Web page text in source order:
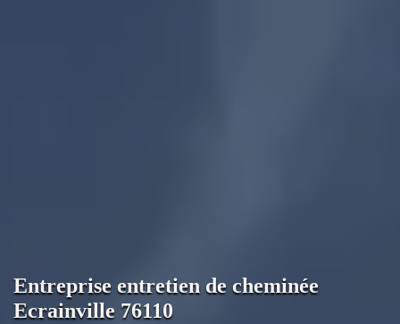
Entreprise entretien de cheminée
Ecrainville 76110